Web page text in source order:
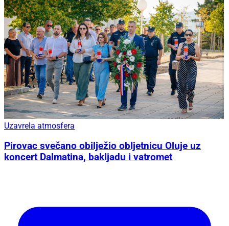
Uzavrela atmosfera
Pirovac svečano obilježio obljetnicu Oluje uz
koncert Dalmatina, bakljadu i vatromet